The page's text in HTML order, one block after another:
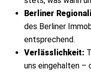
Berliner
des Berliner
entsprechend.
Verlässlichkeit:
uns eingehalten –